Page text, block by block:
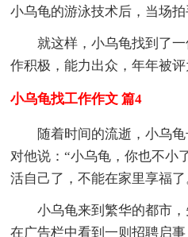
小乌龟的游泳技术后，当场拍
就这样，小乌龟找到了一
作积极，能力出众，年年被评
小乌龟找工作作文 篇4
随着时间的流逝，小乌龟
对他说：“小乌龟，你也不小
活自己了，不能在家里享福了
小乌龟来到繁华的都市，
在广告栏中看到一则招聘启